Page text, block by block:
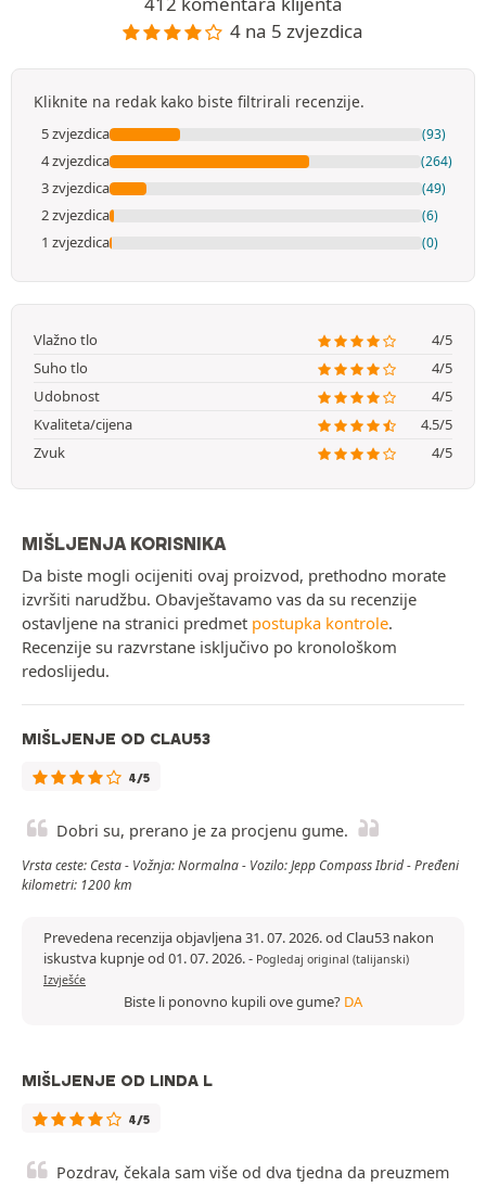
4 na 5 zvjezdica
Kliknite na redak kako biste filtrirali recenzije.
5 zvjezdica (93)
4 zvjezdica (264)
3 zvjezdica (49)
2 zvjezdica (6)
1 zvjezdica (0)
Vlažno tlo
4/5
Suho tlo
4/5
Udobnost
4/5
Kvaliteta/cijena
4.5/5
Zvuk
4/5
MIŠLJENJA KORISNIKA
Da biste mogli ocijeniti ovaj proizvod, prethodno morate
izvršiti narudžbu. Obavještavamo vas da su recenzije
ostavljene na stranici predmet postupka kontrole.
Recenzije su razvrstane isključivo po kronološkom
redoslijedu.
MIŠLJENJE OD CLAU53
4/5
Dobri su, prerano je za procjenu gume.
Vrsta ceste: Cesta - Vožnja: Normalna - Vozilo: Jepp Compass Ibrid - Pređeni
kilometri: 1200 km
Prevedena recenzija objavljena 31. 07. 2026. od Clau53 nakon
iskustva kupnje od 01. 07. 2026.- Pogledaj original (talijanski)
Izvješće
Biste li ponovno kupili ove gume? DA
MIŠLJENJE OD LINDA L
4/5
Pozdrav, čekala sam više od dva tjedna da preuzmem